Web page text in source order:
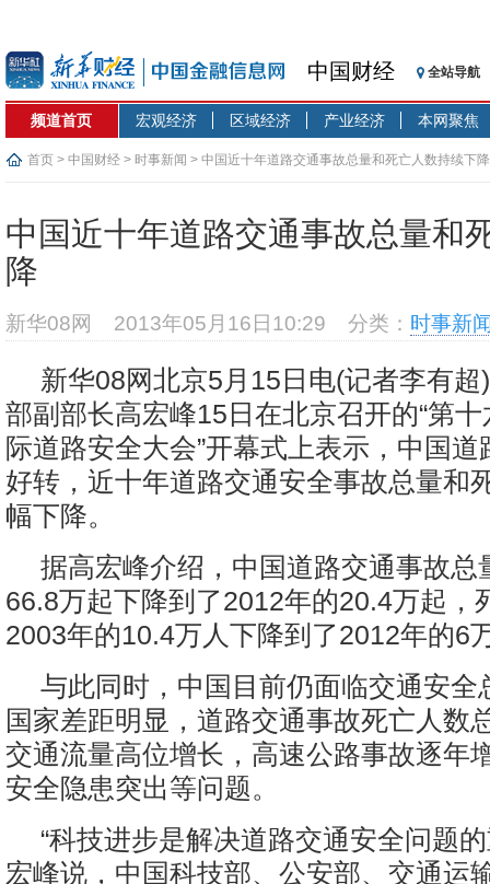
中国财经 全站导航
频道首页 宏观经济 区域经济 产业经济 本网聚焦
首页 > 中国财经 > 时事新闻 > 中国近十年道路交通事故总量和死亡人数持续下降
中国近十年道路交通事故总量和
降
新华08网 2013年05月16日10:29 分类： 时事新
新华08网北京5月15日电(记者李有
部副部长高宏峰15日在北京召开的“第
际道路安全大会”开幕式上表示，中国
好转，近十年道路交通安全事故总量和
幅下降。
据高宏峰介绍，中国道路交通事故总
66.8万起下降到了2012年的20.4万起，
2003年的10.4万人下降到了2012年的6
与此同时，中国目前仍面临交通安全
国家差距明显，道路交通事故死亡人数
交通流量高位增长，高速公路事故逐年
安全隐患突出等问题。
“科技进步是解决道路交通安全问题
宏峰说，中国科技部、公安部、交通运